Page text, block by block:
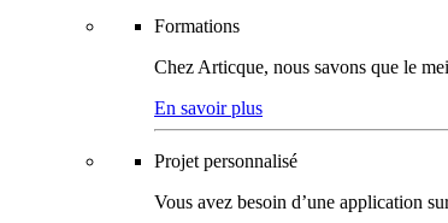
Formations
Chez Articque, nous savons que le
En savoir plus
Projet personnalisé
Vous avez besoin d’une application